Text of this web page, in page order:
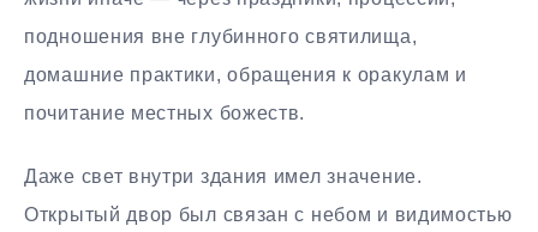
подношения вне глубинного святилища,
домашние практики, обращения к оракулам и
почитание местных божеств.
Даже свет внутри здания имел значение.
Открытый двор был связан с небом и видимостью